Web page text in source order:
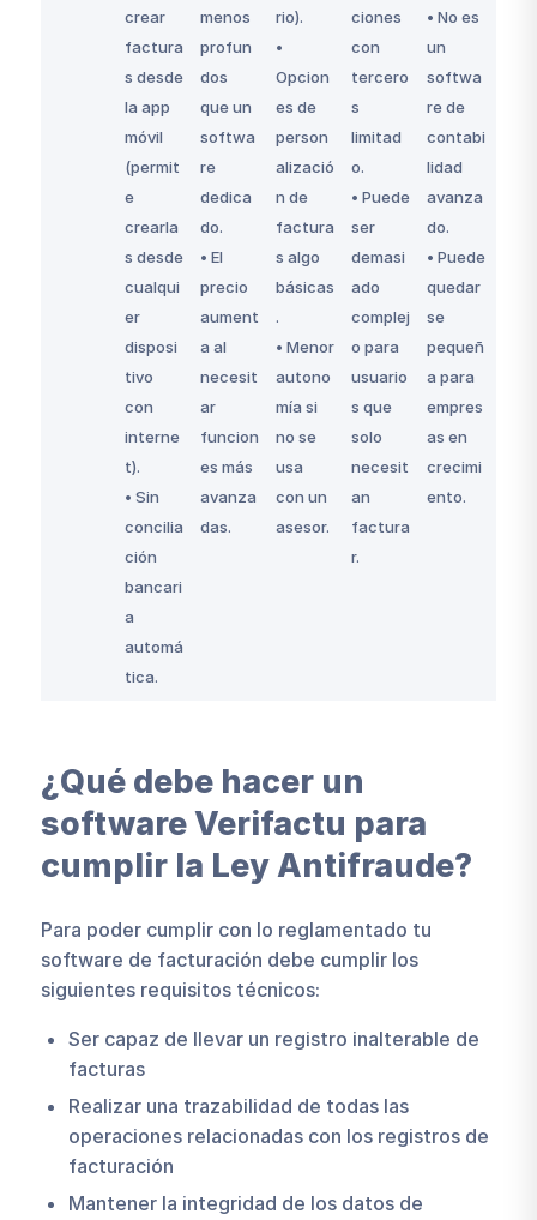
crear
factura
s desde
la app
móvil
(permit
e
crearla
s desde
cualqui
er
disposi
tivo
con
interne
t).
• Sin
concilia
ción
bancari
a
automá
tica.
menos
profun
dos
que un
softwa
re
dedica
do.
• El
precio
aument
a al
necesit
ar
funcion
es más
avanza
das.
rio).
•
Opcion
es de
person
alizació
n de
factura
s algo
básicas
.
• Menor
autono
mía si
no se
usa
con un
asesor.
ciones
con
tercero
s
limitad
o.
• Puede
ser
demasi
ado
complej
o para
usuario
s que
solo
necesit
an
factura
r.
• No es
un
softwa
re de
contabi
lidad
avanza
do.
• Puede
quedar
se
pequeñ
a para
empres
as en
crecimi
ento.
¿Qué debe hacer un
software Verifactu para
cumplir la Ley Antifraude?
Para poder cumplir con lo reglamentado tu
software de facturación debe cumplir los
siguientes requisitos técnicos:
Ser capaz de llevar un registro inalterable de
facturas
Realizar una trazabilidad de todas las
operaciones relacionadas con los registros de
facturación
Mantener la integridad de los datos de